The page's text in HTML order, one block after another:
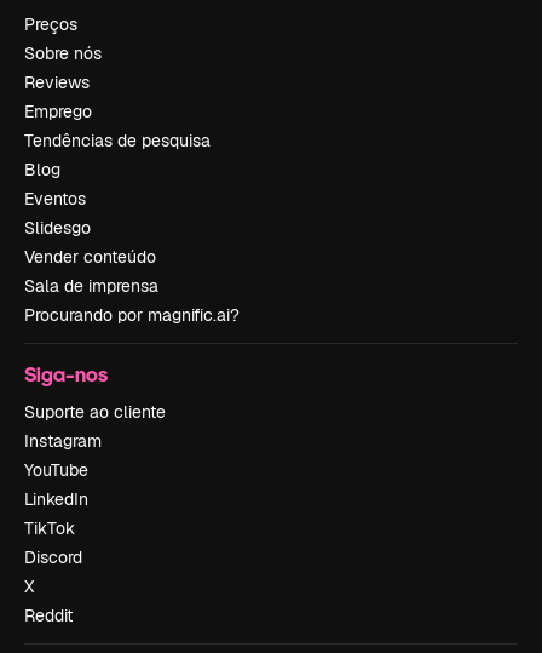
Preços
Sobre nós
Reviews
Emprego
Tendências de pesquisa
Blog
Eventos
Slidesgo
Vender conteúdo
Sala de imprensa
Procurando por magnific.ai?
Siga-nos
Suporte ao cliente
Instagram
YouTube
LinkedIn
TikTok
Discord
X
Reddit